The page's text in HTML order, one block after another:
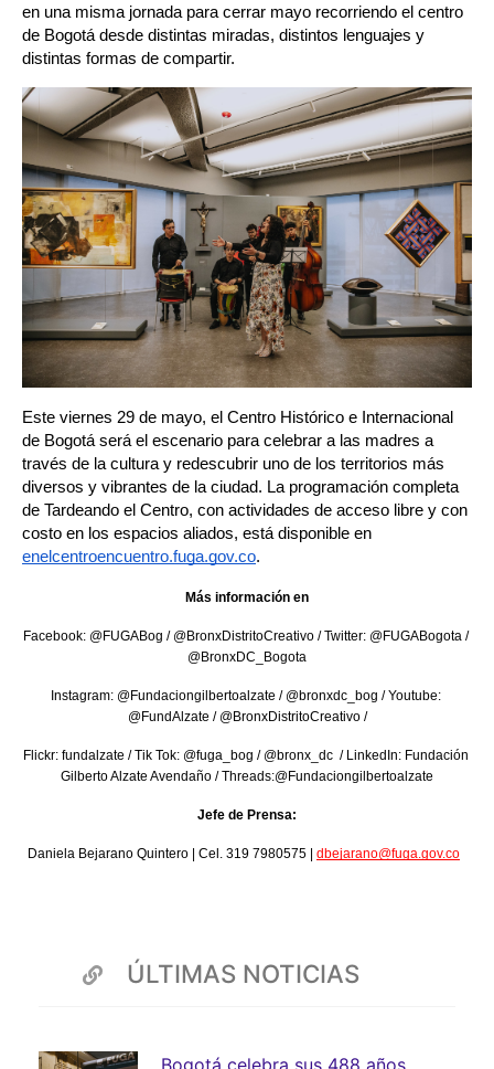
en una misma jornada para cerrar mayo recorriendo el centro
de Bogotá desde distintas miradas, distintos lenguajes y
distintas formas de compartir.
Este viernes 29 de mayo, el Centro Histórico e Internacional
de Bogotá será el escenario para celebrar a las madres a
través de la cultura y redescubrir uno de los territorios más
diversos y vibrantes de la ciudad. La programación completa
de Tardeando el Centro, con actividades de acceso libre y con
enelcentroencuentro.fuga.gov.co.
Más información en
Facebook: @FUGABog / @BronxDistritoCreativo / Twitter: @FUGABogota /
@BronxDC_Bogota
Instagram: @Fundaciongilbertoalzate / @bronxdc_bog / Youtube:
@FundAlzate / @BronxDistritoCreativo /
Flickr: fundalzate / Tik Tok: @fuga_bog / @bronx_dc  / LinkedIn: Fundación
Gilberto Alzate Avendaño / Threads:@Fundaciongilbertoalzate
Jefe de Prensa:
Daniela Bejarano Quintero | Cel. 319 7980575 | dbejarano@fuga.gov.co
ÚLTIMAS NOTICIAS